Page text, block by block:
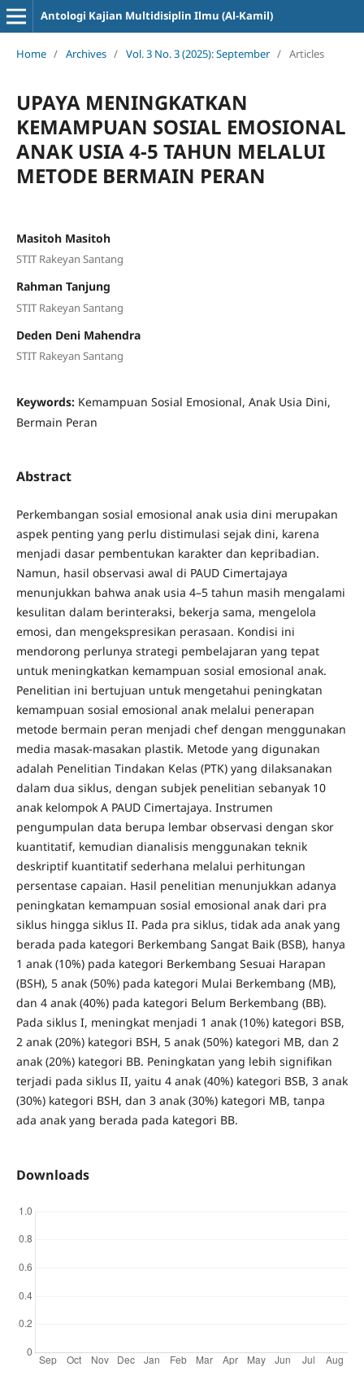
Antologi Kajian Multidisiplin Ilmu (Al-Kamil)
Home / Archives / Vol. 3 No. 3 (2025): September / Articles
UPAYA MENINGKATKAN
KEMAMPUAN SOSIAL EMOSIONAL
ANAK USIA 4-5 TAHUN MELALUI
METODE BERMAIN PERAN
Masitoh Masitoh
STIT Rakeyan Santang
Rahman Tanjung
STIT Rakeyan Santang
Deden Deni Mahendra
STIT Rakeyan Santang
Keywords: Kemampuan Sosial Emosional, Anak Usia Dini,
Bermain Peran
Abstract
Perkembangan sosial emosional anak usia dini merupakan
aspek penting yang perlu distimulasi sejak dini, karena
menjadi dasar pembentukan karakter dan kepribadian.
Namun, hasil observasi awal di PAUD Cimertajaya
menunjukkan bahwa anak usia 4–5 tahun masih mengalami
kesulitan dalam berinteraksi, bekerja sama, mengelola
emosi, dan mengekspresikan perasaan. Kondisi ini
mendorong perlunya strategi pembelajaran yang tepat
untuk meningkatkan kemampuan sosial emosional anak.
Penelitian ini bertujuan untuk mengetahui peningkatan
kemampuan sosial emosional anak melalui penerapan
metode bermain peran menjadi chef dengan menggunakan
media masak-masakan plastik. Metode yang digunakan
adalah Penelitian Tindakan Kelas (PTK) yang dilaksanakan
dalam dua siklus, dengan subjek penelitian sebanyak 10
anak kelompok A PAUD Cimertajaya. Instrumen
pengumpulan data berupa lembar observasi dengan skor
kuantitatif, kemudian dianalisis menggunakan teknik
deskriptif kuantitatif sederhana melalui perhitungan
persentase capaian. Hasil penelitian menunjukkan adanya
peningkatan kemampuan sosial emosional anak dari pra
siklus hingga siklus II. Pada pra siklus, tidak ada anak yang
berada pada kategori Berkembang Sangat Baik (BSB), hanya
1 anak (10%) pada kategori Berkembang Sesuai Harapan
(BSH), 5 anak (50%) pada kategori Mulai Berkembang (MB),
dan 4 anak (40%) pada kategori Belum Berkembang (BB).
Pada siklus I, meningkat menjadi 1 anak (10%) kategori BSB,
2 anak (20%) kategori BSH, 5 anak (50%) kategori MB, dan 2
anak (20%) kategori BB. Peningkatan yang lebih signifikan
terjadi pada siklus II, yaitu 4 anak (40%) kategori BSB, 3 anak
(30%) kategori BSH, dan 3 anak (30%) kategori MB, tanpa
ada anak yang berada pada kategori BB.
Downloads